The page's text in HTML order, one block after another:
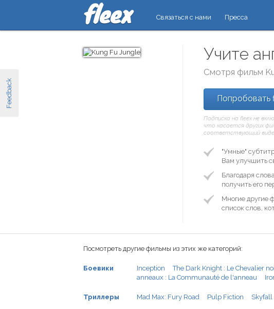
Feedback
Связаться с нами Пресса
Учите
Смотря фильм
Попробовать
Подписка на fleex не
что касается других
соответствующий
"Умные"
Вам улучшить
Благодаря
получить его
Многие другие
список слов,
Посмотреть другие фильмы из этих же категорий:
Боевики Inception The Dark Knight : Le Chevalier
anneaux : La Communauté de l'anneau
Триллеры Mad Max: Fury Road Pulp Fiction Skyfall